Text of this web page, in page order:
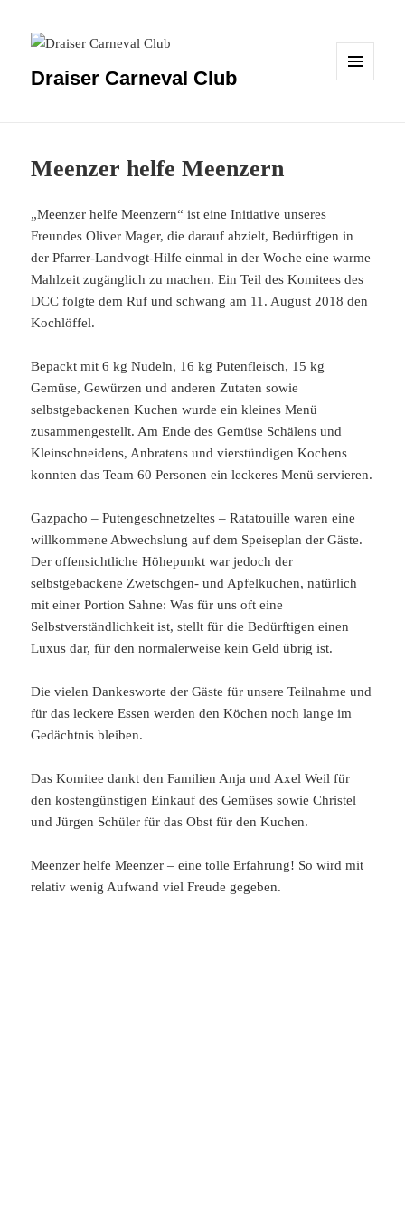
Draiser Carneval Club
Meenzer helfe Meenzern
„Meenzer helfe Meenzern“ ist eine Initiative unseres
Freundes Oliver Mager, die darauf abzielt, Bedürftigen in
der Pfarrer-Landvogt-Hilfe einmal in der Woche eine warme
Mahlzeit zugänglich zu machen. Ein Teil des Komitees des
DCC folgte dem Ruf und schwang am 11. August 2018 den
Kochlöffel.
Bepackt mit 6 kg Nudeln, 16 kg Putenfleisch, 15 kg
Gemüse, Gewürzen und anderen Zutaten sowie
selbstgebackenen Kuchen wurde ein kleines Menü
zusammengestellt. Am Ende des Gemüse Schälens und
Kleinschneidens, Anbratens und vierstündigen Kochens
konnten das Team 60 Personen ein leckeres Menü servieren.
Gazpacho – Putengeschnetzeltes – Ratatouille waren eine
willkommene Abwechslung auf dem Speiseplan der Gäste.
Der offensichtliche Höhepunkt war jedoch der
selbstgebackene Zwetschgen- und Apfelkuchen, natürlich
mit einer Portion Sahne: Was für uns oft eine
Selbstverständlichkeit ist, stellt für die Bedürftigen einen
Luxus dar, für den normalerweise kein Geld übrig ist.
Die vielen Dankesworte der Gäste für unsere Teilnahme und
für das leckere Essen werden den Köchen noch lange im
Gedächtnis bleiben.
Das Komitee dankt den Familien Anja und Axel Weil für
den kostengünstigen Einkauf des Gemüses sowie Christel
und Jürgen Schüler für das Obst für den Kuchen.
Meenzer helfe Meenzer – eine tolle Erfahrung! So wird mit
relativ wenig Aufwand viel Freude gegeben.